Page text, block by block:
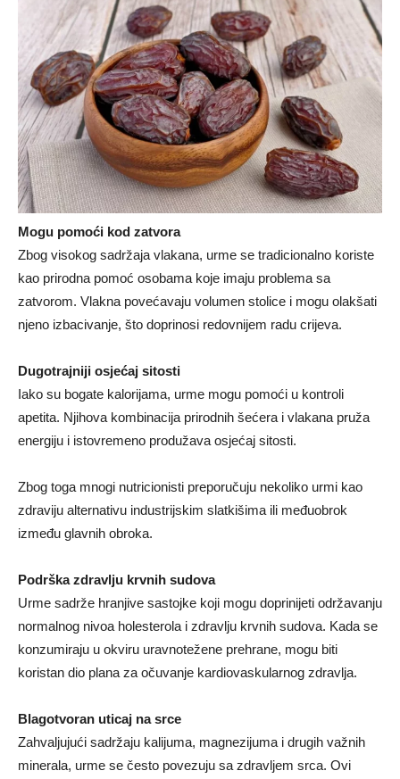
Mogu pomoći kod zatvora
Zbog visokog sadržaja vlakana, urme se tradicionalno koriste
kao prirodna pomoć osobama koje imaju problema sa
zatvorom. Vlakna povećavaju volumen stolice i mogu olakšati
njeno izbacivanje, što doprinosi redovnijem radu crijeva.
Dugotrajniji osjećaj sitosti
Iako su bogate kalorijama, urme mogu pomoći u kontroli
apetita. Njihova kombinacija prirodnih šećera i vlakana pruža
energiju i istovremeno produžava osjećaj sitosti.
Zbog toga mnogi nutricionisti preporučuju nekoliko urmi kao
zdraviju alternativu industrijskim slatkišima ili međuobrok
između glavnih obroka.
Podrška zdravlju krvnih sudova
Urme sadrže hranjive sastojke koji mogu doprinijeti održavanju
normalnog nivoa holesterola i zdravlju krvnih sudova. Kada se
konzumiraju u okviru uravnotežene prehrane, mogu biti
koristan dio plana za očuvanje kardiovaskularnog zdravlja.
Blagotvoran uticaj na srce
Zahvaljujući sadržaju kalijuma, magnezijuma i drugih važnih
minerala, urme se često povezuju sa zdravljem srca. Ovi